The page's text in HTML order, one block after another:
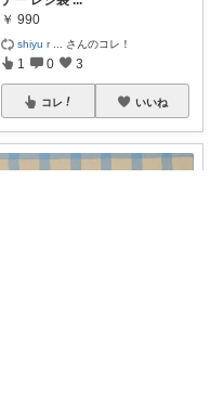
￥ 990
shiyu r さんのコレ！
1 0 3
コレ いいね